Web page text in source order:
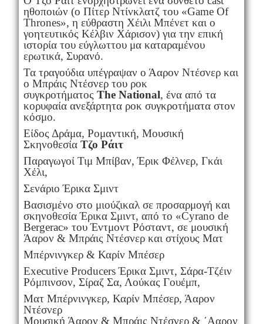
ηθοποιών (ο Πίτερ Ντίνκλατζ του «Game Of
Thrones», η εύθραστη Χέιλι Μπένετ και ο
γοητευτικός Κέλβιν Χάρισον) για την επική
ιστορία του εύγλωττου μα καταραμένου
ερωτικά, Συρανό.
Τα τραγούδια υπέγραψαν ο Άαρον Ντέσνερ και
ο Μπράις Ντέσνερ του ροκ
συγκροτήματος The National, ένα από τα
κορυφαία ανεξάρτητα ροκ συγκροτήματα στον
κόσμο.
Είδος Δράμα, Ρομαντική, Μουσική
Σκηνοθεσία Τζο Ράιτ
Παραγωγοί Τιμ Μπίβαν, Έρικ Φέλνερ, Γκάι
Χέλι,
Σενάριο Έρικα Σμιντ
Βασισμένο στο μιούζικαλ σε προσαρμογή και
σκηνοθεσία Έρικα Σμιντ, από το «Cyrano de
Bergerac» του Έντμοντ Ρόσταντ, σε μουσική
Άαρον & Μπράις Ντέσνερ και στίχους Ματ
Μπέρνινγκερ & Καρίν Μπέσερ
Executive Producers Έρικα Σμιντ, Σάρα-Τζέιν
Ρόμπινσον, Σίραζ Σα, Λούκας Γουέμπ,
Ματ Μπέρνινγκερ, Καρίν Μπέσερ, Άαρον
Ντέσνερ
Μουσική Άαρον & Μπράις Ντέσνερ & ΄Ααρον